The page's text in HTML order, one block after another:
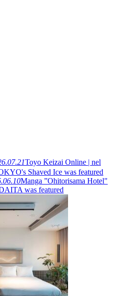
Toyo Keizai Online | nel
Shaved Ice was featured
Manga ”Ohitorisama Hotel"
was featured